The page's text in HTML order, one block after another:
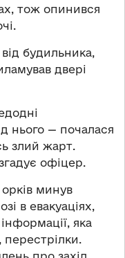
тож опинився
будильника,
двері
нього — почалася
злий жарт.
офіцер.
минув
в евакуаціях,
яка